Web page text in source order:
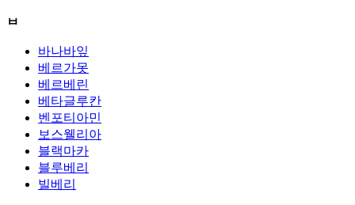
ㅂ
바나바잎
베르가못
베르베린
베타글루칸
벤포티아민
보스웰리아
블랙마카
블루베리
빌베리